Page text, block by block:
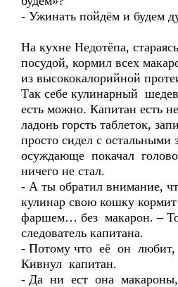
- Ужинать пойдём и будем
На кухне Недотёпа,
посудой, кормил всех
из высококалорийной
Так себе кулинарный
есть можно. Капитан есть
ладонь горсть таблеток,
просто сидел с остальными
осуждающе покачал
ничего не стал.
- А ты обратил внимание,
кулинар свою кошку
фаршем… без макарон. –
следователь капитана.
- Потому что её он
Кивнул капитан.
- Да ни ест она